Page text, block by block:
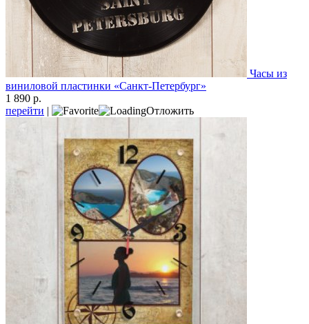
Часы из
виниловой пластинки «Санкт-Петербург»
1 890 р.
перейти | Отложить